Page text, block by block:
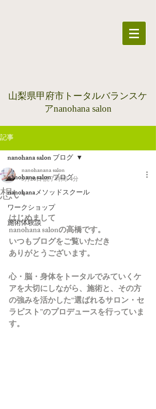
​山梨県甲府市トータルバランスケ
アnanohana salon
記事
nanohana salon ブログ
nanohanaメソッドスクール
ワークショップ
施術体験談
nanohana salon ブログ
想い
nanohanana salon
5月20日読了時間: 4分
はじめまして
nanohana salonの高橋です。
いつもブログをご覧いただき
ありがとうございます。
心・脳・身体をトータルでみていくケ
アを大切にしながら、施術と、その方
の強みを活かした“選ばれるサロン・セ
ラピスト”のプロデュースを行っていま
す。